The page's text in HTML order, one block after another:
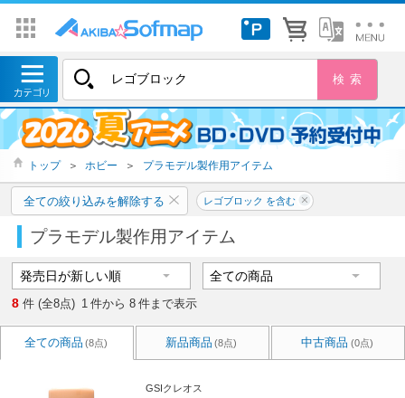
トップ ＞ ホビー ＞ プラモデル製作用アイテム
全ての絞り込みを解除する レゴブロック を含む
プラモデル製作用アイテム
8 件 (全8点) 1 件から 8 件まで表示
全ての商品 (8点) 新品商品 (8点) 中古商品 (0点)
GSIクレオス